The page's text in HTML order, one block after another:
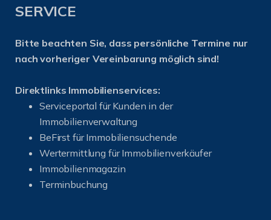
SERVICE
Bitte beachten Sie, dass persönliche Termine nur
nach vorheriger Vereinbarung möglich sind!
Direktlinks Immobilienservices:
Serviceportal für Kunden in der
Immobilienverwaltung
BeFirst für Immobiliensuchende
Wertermittlung für Immobilienverkäufer
Immobilienmagazin
Terminbuchung